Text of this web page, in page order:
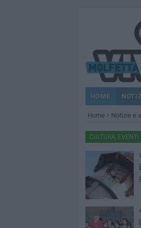
HOME
Home Notizie e
CULTURA,